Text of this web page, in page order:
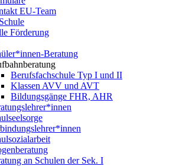
EU-Team
Förderung
Beratung
Berufsfachschule Typ I und II
Klassen AVV und AVT
Bildungsgänge FHR, AHR
an Schulen der Sek. I